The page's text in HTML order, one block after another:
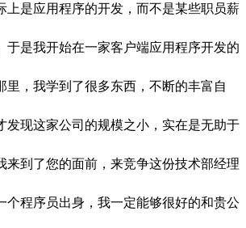
上是应用程序的开发，而不是某些职员薪
于是我开始在一家客户端应用程序开发的
里，我学到了很多东西，不断的丰富自
发现这家公司的规模之小，实在是无助于
来到了您的面前，来竞争这份技术部经理
个程序员出身，我一定能够很好的和贵公